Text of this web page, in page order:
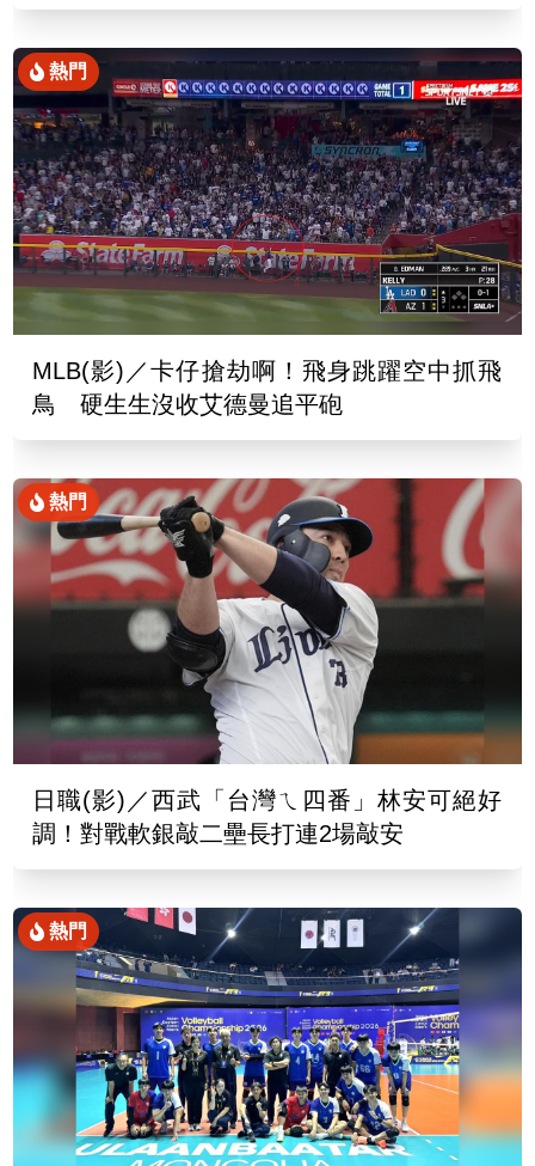
去
熱門
MLB(影)／卡仔搶劫啊！飛身跳躍空中抓飛
鳥 硬生生沒收艾德曼追平砲
熱門
日職(影)／西武「台灣ㄟ四番」林安可絕好
調！對戰軟銀敲二壘長打連2場敲安
熱門